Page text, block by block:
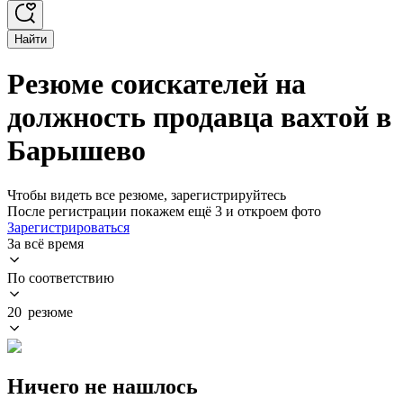
Найти
Резюме соискателей на
должность продавца вахтой в
Барышево
Чтобы видеть все резюме, зарегистрируйтесь
После регистрации покажем ещё 3 и откроем фото
Зарегистрироваться
За всё время
По соответствию
20 резюме
Ничего не нашлось